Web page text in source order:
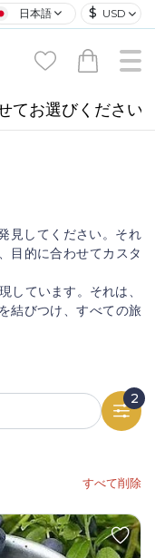
日本語 $ USD
てお選びください
見してください。それ
目的に合わせてカスタ
しています。それは、
結びつけ、すべての旅
2
すべて削除